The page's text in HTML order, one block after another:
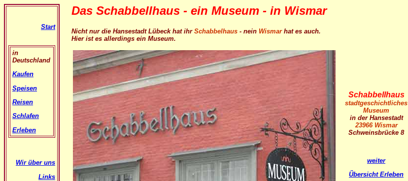
Start
in
Deutschland
Kaufen
Speisen
Reisen
Schlafen
Erleben
Wir über uns
Links
Das Schabbellhaus - ein Museum - in Wismar
Nicht nur die Hansestadt Lübeck hat ihr Schabbelhaus - nein Wismar hat es auch.
Hier ist es allerdings ein Museum.
Schabbellhaus
stadtgeschichtliches
Museum
in der Hansestadt
23966 Wismar
Schweinsbrücke 8
weiter
Übersicht Erleben